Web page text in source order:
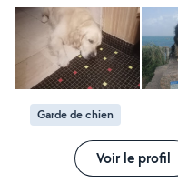
Garde de chien
Voir le profil